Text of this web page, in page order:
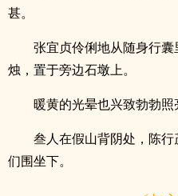
甚。
张宜贞伶俐地从随身行
烛，置于旁边石墩上。
暖黄的光晕也兴致勃勃照
叁人在假山背阴处，陈
们围坐下。